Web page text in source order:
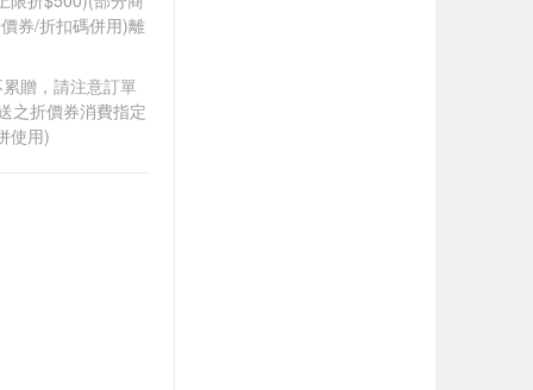
券/折扣碼併用)離
贈，請注意訂單
之折價券消費指定
使用)